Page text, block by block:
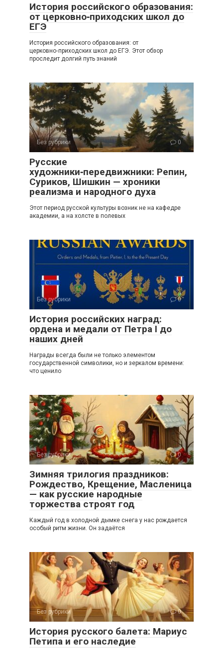
История российского образования:
от церковно‑приходских школ до
ЕГЭ
История российского образования: от
церковно‑приходских школ до ЕГЭ. Этот обзор
проследит долгий путь знаний
Без рубрики 0
Русские
художники‑передвижники: Репин,
Суриков, Шишкин — хроники
реализма и народного духа
Этот период русской культуры возник не на кафедре
академии, а на холсте в полевых
Без рубрики 0
История российских наград:
ордена и медали от Петра I до
наших дней
Награды всегда были не только элементом
государственной символики, но и зеркалом времени:
что ценило
Без рубрики 0
Зимняя трилогия праздников:
Рождество, Крещение, Масленица
— как русские народные
торжества строят год
Каждый год в холодной дымке снега у нас рождается
особый ритм жизни. Он задаётся
Без рубрики 0
История русского балета: Мариус
Петипа и его наследие